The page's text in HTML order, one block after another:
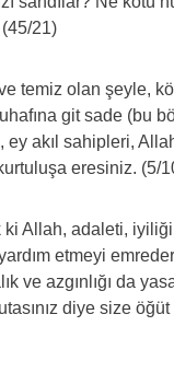
21)
temiz olan şeyle,
git sade (bu
ey akıl sahipleri,
eresiniz. (5/
ki Allah, adaleti,
etmeyi
ve azgınlığı da
diye size öğüt